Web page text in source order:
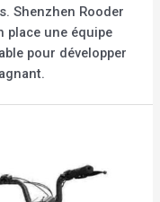
Shenzhen Rooder
place une équipe
pour développer